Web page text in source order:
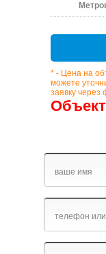
* - Цена на
можете
заявку через